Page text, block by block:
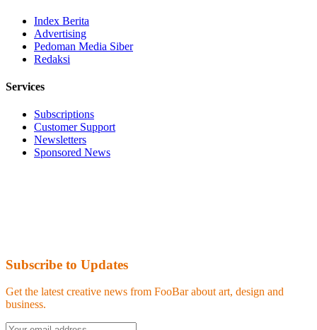
Index Berita
Advertising
Pedoman Media Siber
Redaksi
Services
Subscriptions
Customer Support
Newsletters
Sponsored News
Subscribe to Updates
Get the latest creative news from FooBar about art, design and
business.